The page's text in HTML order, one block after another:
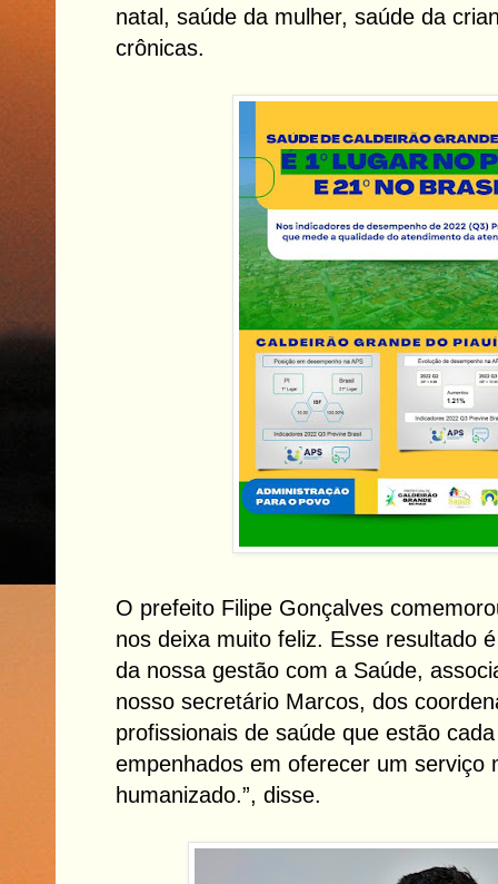
natal, saúde da mulher, saúde da
crônicas.
O prefeito Filipe Gonçalves
nos deixa muito feliz. Esse resultado
da nossa gestão com a Saúde,
nosso secretário Marcos, dos
profissionais de saúde que estão
empenhados em oferecer um serviço
humanizado.”, disse.